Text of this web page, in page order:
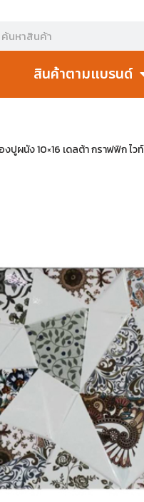
สินค้าตามแบรนด์
งปูผนัง 10×16 เดลต้า กราฟฟิก ไวท์